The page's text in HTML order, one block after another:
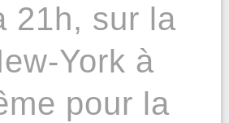
21h, sur la
York à
pour la